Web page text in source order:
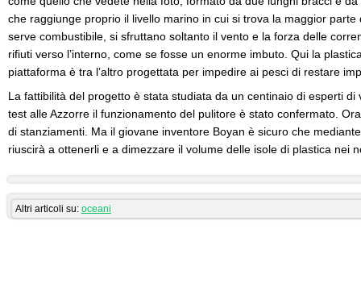
che raggiunge proprio il livello marino in cui si trova la maggior parte
serve combustibile, si sfruttano soltanto il vento e la forza delle
rifiuti verso l’interno, come se fosse un enorme imbuto. Qui la
piattaforma è tra l’altro progettata per impedire ai pesci di restare
La fattibilità del progetto è stata studiata da un centinaio di esperti
test alle Azzorre il funzionamento del pulitore è stato confermato.
di stanziamenti. Ma il giovane inventore Boyan è sicuro che
riuscirà a ottenerli e a dimezzare il volume delle isole di plastica nei
Altri articoli su: oceani